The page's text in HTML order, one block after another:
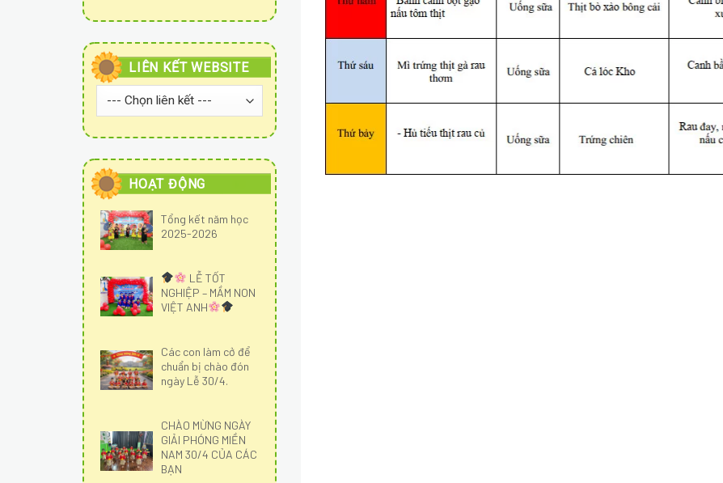
LIÊN KẾT WEBSITE
HOẠT ĐỘNG
Tổng kết năm học
2025-2026
LỄ TỐT
NGHIỆP – MẦM NON
VIỆT ANH
Các con làm cở để
chuẩn bị chào đón
ngày Lễ 30/4.
CHÀO MỪNG NGÀY
GIẢI PHÓNG MIỀN
NAM 30/4 CỦA CÁC
BẠN